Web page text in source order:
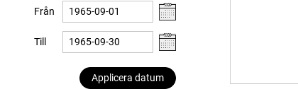
Från
Till
Applicera datum